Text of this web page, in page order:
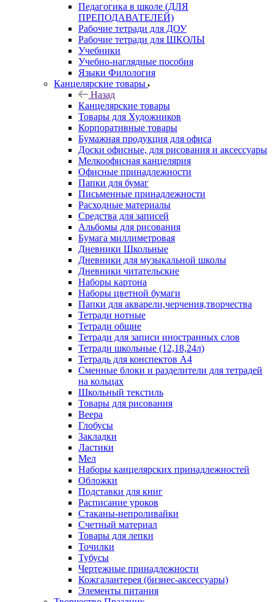
Педагогика в школе (ДЛЯ
ПРЕПОДАВАТЕЛЕЙ)
Рабочие тетради для ДОУ
Рабочие тетради для ШКОЛЫ
Учебники
Учебно-наглядные пособия
Языки Филология
Канцелярские товары
Назад
Канцелярские товары
Товары для Художников
Корпоративные товары
Бумажная продукция для офиса
Доски офисные, для рисования и аксессуары
Мелкоофисная канцелярия
Офисные принадлежности
Папки для бумаг
Письменные принадлежности
Расходные материалы
Средства для записей
Альбомы для рисования
Бумага миллиметровая
Дневники Школьные
Дневники для музыкальной школы
Дневники читательские
Наборы картона
Наборы цветной бумаги
Папки для акварели,черчения,творчества
Тетради нотные
Тетради общие
Тетради для записи иностранных слов
Тетради школьные (12,18,24л)
Тетрадь для конспектов А4
Сменные блоки и разделители для тетрадей
на кольцах
Школьный текстиль
Товары для рисования
Веера
Глобусы
Закладки
Ластики
Мел
Наборы канцелярских принадлежностей
Обложки
Подставки для книг
Расписание уроков
Стаканы-непроливайки
Счетный материал
Товары для лепки
Точилки
Тубусы
Чертежные принадлежности
Кожгалантерея (бизнес-аксессуары)
Элементы питания